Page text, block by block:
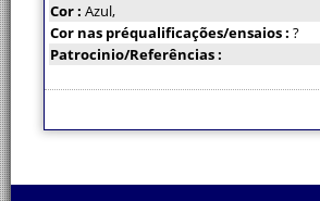
Cor : Azul,
Cor nas préqualificações/ensaios : ?
Patrocinio/Referências :